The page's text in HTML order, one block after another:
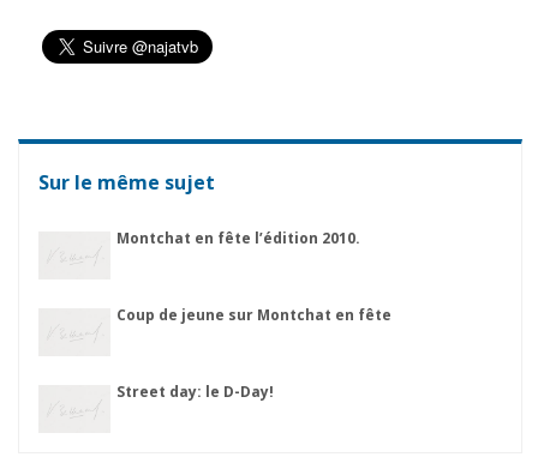
Sur le même sujet
Montchat en fête l’édition 2010.
Coup de jeune sur Montchat en fête
Street day: le D-Day!